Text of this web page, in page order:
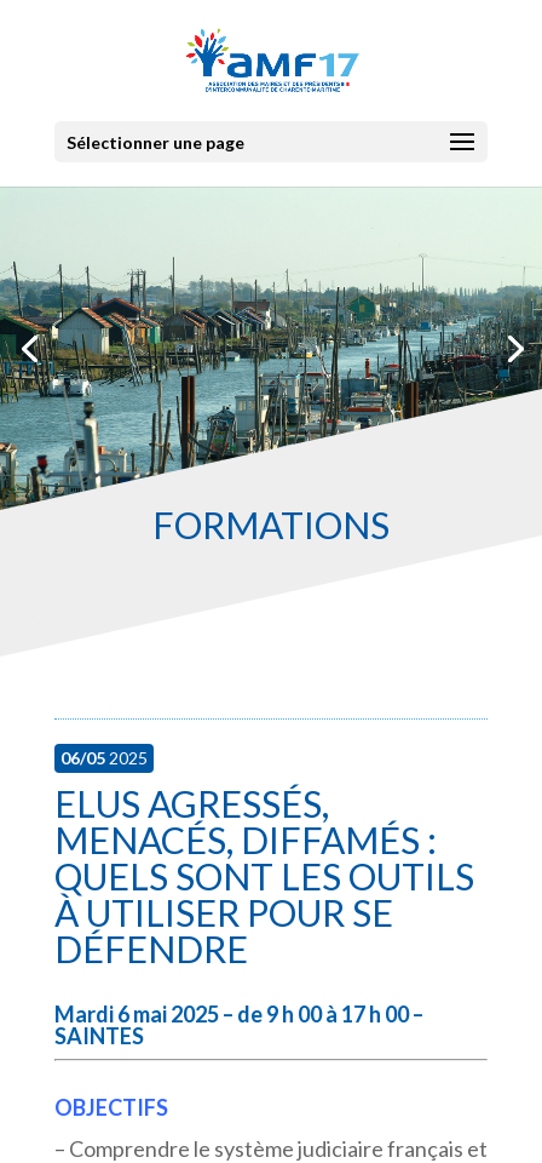
Sélectionner une page
FORMATIONS
06/052025
ELUS AGRESSÉS,
MENACÉS, DIFFAMÉS :
QUELS SONT LES OUTILS
À UTILISER POUR SE
DÉFENDRE
Mardi 6 mai 2025 – de 9 h 00 à 17 h 00 –
SAINTES
OBJECTIFS
– Comprendre le système judiciaire français et